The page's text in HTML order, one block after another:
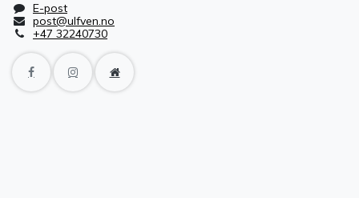
E-post
post@ulfven.no
+47 32240730